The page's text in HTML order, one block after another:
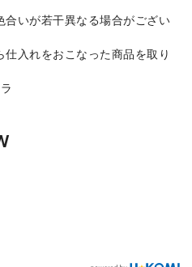
いが若干異なる場合がござい
入れをおこなった商品を取り